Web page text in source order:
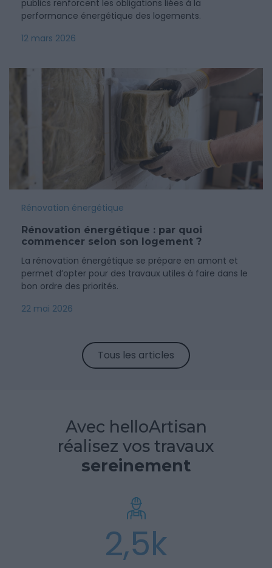
publics renforcent les obligations liées à la
performance énergétique des logements.
12 mars 2026
Rénovation énergétique
Rénovation énergétique : par quoi
commencer selon son logement ?
La rénovation énergétique se prépare en amont et
permet d’opter pour des travaux utiles à faire dans le
bon ordre des priorités.
22 mai 2026
Tous les articles
Avec helloArtisan
réalisez vos travaux
sereinement
2,5k